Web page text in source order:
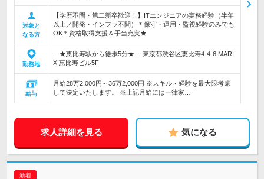
対象と
なる方
【学歴不問・第二新卒歓迎！】ITエンジニアの実務経験（半年
以上／開発・インフラ不問）＊保守・運用・監視経験のみでも
OK＊資格取得支援＆手当充実★
勤務地
…★恵比寿駅から徒歩5分★… 東京都渋谷区恵比寿4-4-6 MARI
X 恵比寿ビル5F
給与
月給28万2,000円～36万2,000円 ※スキル・経験を最大限考慮
して決定いたします。 ※上記月給には一律家…
求人詳細を見る 気になる